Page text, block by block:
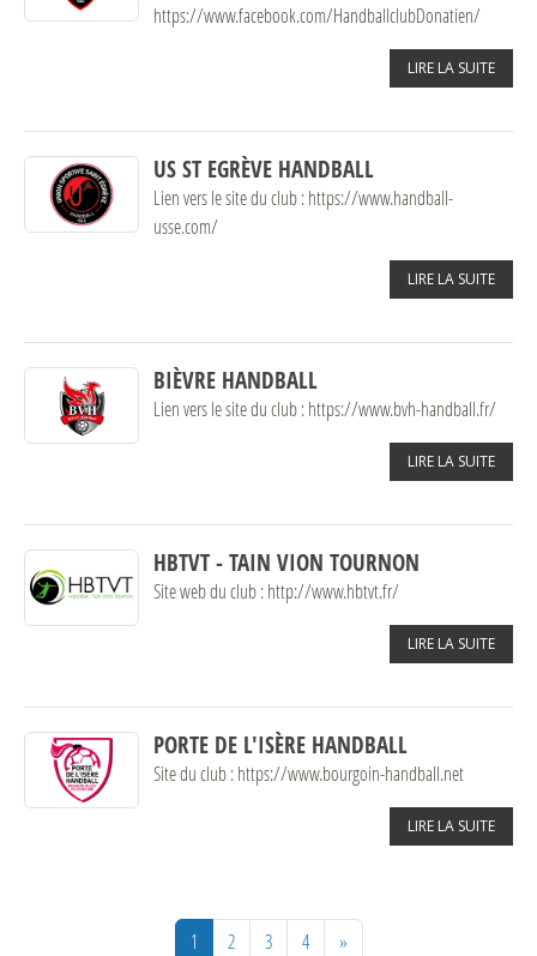
https://www.facebook.com/HandballclubDonatien/
LIRE LA SUITE
US ST EGRÈVE HANDBALL
Lien vers le site du club : https://www.handball-
usse.com/
LIRE LA SUITE
BIÈVRE HANDBALL
Lien vers le site du club : https://www.bvh-handball.fr/
LIRE LA SUITE
HBTVT - TAIN VION TOURNON
Site web du club : http://www.hbtvt.fr/
LIRE LA SUITE
PORTE DE L'ISÈRE HANDBALL
Site du club : https://www.bourgoin-handball.net
LIRE LA SUITE
1 2 3 4 »